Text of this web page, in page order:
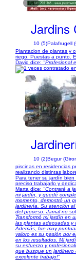
1/1
Jardins
10 (5)Palafrugell
Plantacion de plantas y
riego. Puestas a punto.
David dice: "Profesional
1/5
10 (2)Begur
piscinas en residencias
realizando distintas
Para tener su jardín
preciso trabajarlo y
Marta dice: "Contraté a
mi jardín, y quedé
momento, demostró un
jardinería. Su atención
del proceso. Jamal no
Transformó mi jardín en
las plantas adecuadas y
Además, fue muy
valoro es su pasión por
en los resultados. Mi
su esfuerzo y
que busque un jardinero
excelente trabajo!"